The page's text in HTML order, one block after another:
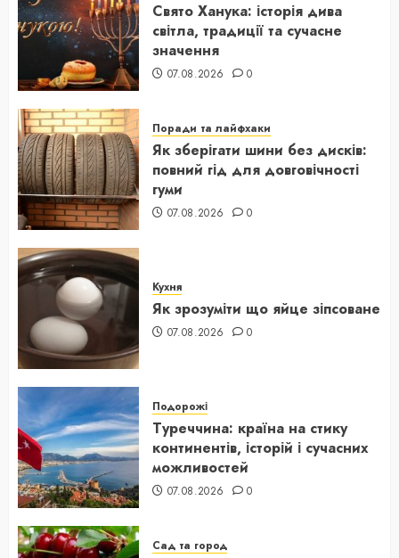
Свято Ханука: історія дива
світла, традиції та сучасне
значення
07.08.2026 0
Поради та лайфхаки
Як зберігати шини без дисків:
повний гід для довговічності
гуми
07.08.2026 0
Кухня
Як зрозуміти що яйце зіпсоване
07.08.2026 0
Подорожі
Туреччина: країна на стику
континентів, історій і сучасних
можливостей
07.08.2026 0
Сад та город